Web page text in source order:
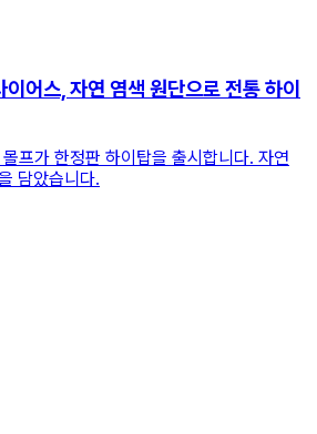
어스, 자연 염색 원단으로 전통 하이
프가 한정판 하이탑을 출시합니다. 자연
담았습니다.